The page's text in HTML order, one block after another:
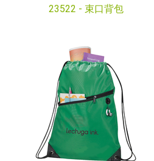
23522 - 束口背包